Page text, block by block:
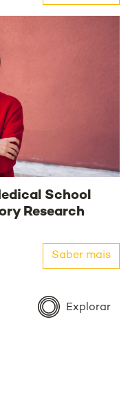
School
Research
Saber mais
Explorar